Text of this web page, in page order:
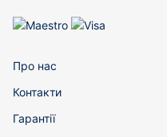
Про нас
Контакти
Гарантії